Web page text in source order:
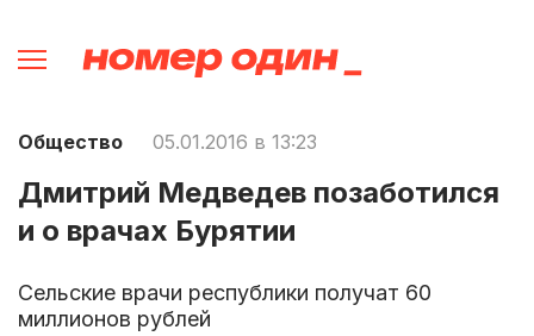
Общество 05.01.2016 в 13:23
Дмитрий Медведев позаботился
и о врачах Бурятии
Сельские врачи республики получат 60
миллионов рублей